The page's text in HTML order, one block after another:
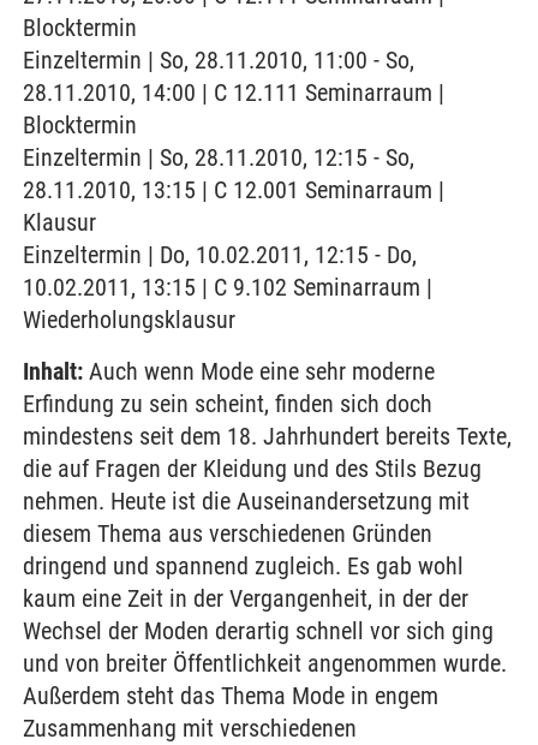
Blocktermin
Einzeltermin | So, 28.11.2010, 11:00 - So,
28.11.2010, 14:00 | C 12.111 Seminarraum |
Blocktermin
Einzeltermin | So, 28.11.2010, 12:15 - So,
28.11.2010, 13:15 | C 12.001 Seminarraum |
Klausur
Einzeltermin | Do, 10.02.2011, 12:15 - Do,
10.02.2011, 13:15 | C 9.102 Seminarraum |
Wiederholungsklausur
Inhalt: Auch wenn Mode eine sehr moderne
Erfindung zu sein scheint, finden sich doch
mindestens seit dem 18. Jahrhundert bereits Texte,
die auf Fragen der Kleidung und des Stils Bezug
nehmen. Heute ist die Auseinandersetzung mit
diesem Thema aus verschiedenen Gründen
dringend und spannend zugleich. Es gab wohl
kaum eine Zeit in der Vergangenheit, in der der
Wechsel der Moden derartig schnell vor sich ging
und von breiter Öffentlichkeit angenommen wurde.
Außerdem steht das Thema Mode in engem
Zusammenhang mit verschiedenen